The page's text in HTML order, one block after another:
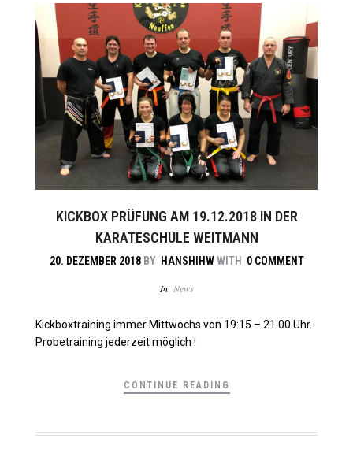
KICKBOX PRÜFUNG AM 19.12.2018 IN DER
KARATESCHULE WEITMANN
20. DEZEMBER 2018 BY HANSHIHW WITH 0 COMMENT
In News
Kickboxtraining immer Mittwochs von 19:15 – 21.00 Uhr.
Probetraining jederzeit möglich !
CONTINUE READING